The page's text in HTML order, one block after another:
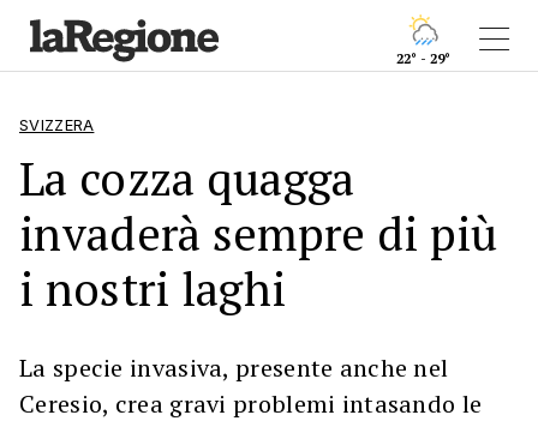
22° - 29°
SVIZZERA
La cozza quagga
invaderà sempre di più
i nostri laghi
La specie invasiva, presente anche nel
Ceresio, crea gravi problemi intasando le